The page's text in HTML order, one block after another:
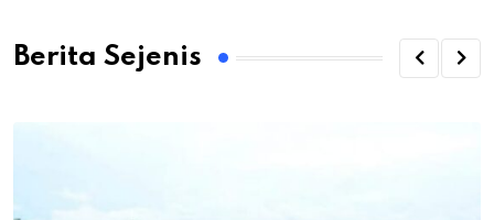
Berita Sejenis